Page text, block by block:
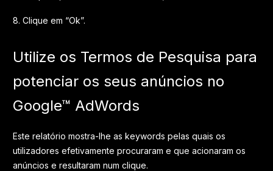
8. Clique em “Ok”.
Utilize os Termos de Pesquisa para
potenciar os seus anúncios no
Google™ AdWords
Este relatório mostra-lhe as keywords pelas quais os
utilizadores efetivamente procuraram e que acionaram os
anúncios e resultaram num clique.